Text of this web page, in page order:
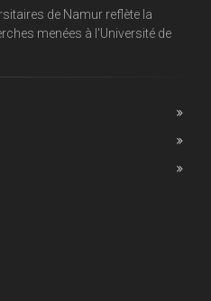
de Namur reflète la
menées à l'Université de